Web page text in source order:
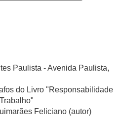
Paulista - Avenida Paulista,
do Livro "Responsabilidade
Feliciano (autor)